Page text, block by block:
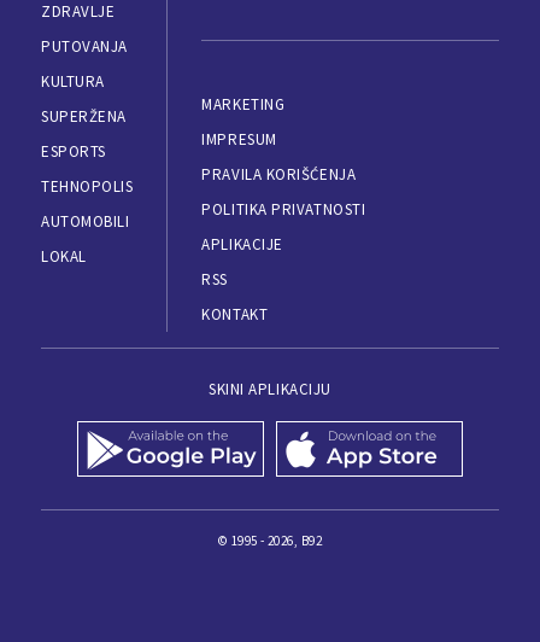
ZDRAVLJE
PUTOVANJA
KULTURA
SUPERŽENA
ESPORTS
TEHNOPOLIS
AUTOMOBILI
LOKAL
MARKETING
IMPRESUM
PRAVILA KORIŠĆENJA
POLITIKA PRIVATNOSTI
APLIKACIJE
RSS
KONTAKT
SKINI APLIKACIJU
© 1995 - 2026, B92